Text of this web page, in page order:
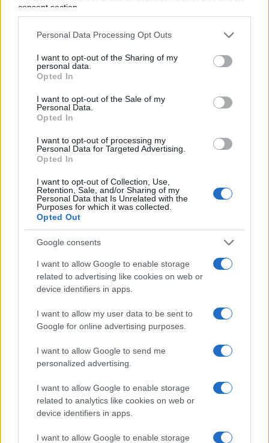
consent section.
Personal Data Processing Opt Outs
I want to opt-out of the Sharing of my
personal data.
Opted In
I want to opt-out of the Sale of my
Personal Data.
Opted In
I want to opt-out of processing my
Personal Data for Targeted Advertising.
Opted In
I want to opt-out of Collection, Use,
Retention, Sale, and/or Sharing of my
Personal Data that Is Unrelated with the
Purposes for which it was collected.
Opted Out
Google consents
I want to allow Google to enable storage
related to advertising like cookies on web or
device identifiers in apps.
I want to allow my user data to be sent to
Google for online advertising purposes.
I want to allow Google to send me
personalized advertising.
I want to allow Google to enable storage
related to analytics like cookies on web or
device identifiers in apps.
I want to allow Google to enable storage
come in questo momento sta dando il “meglio” di sé.
quando non supera l’indecenza, fino a quando non
offende e non è volgare. Una frase di Alexander
Pushkin lo accompagna da sempre: “Dove non arriva
“Sono irritato”. La vergognosa
dichiarazione di Gualtieri su
Spin Time
Il sindaco di Roma attacca la proprietà
dell'immobile. Ma a essere infuriati sono i
contribuenti italiani e chi segue le regole. Non chi
elogia una occupazione abusiva
7 Agosto 2026, 10:32
1.3k